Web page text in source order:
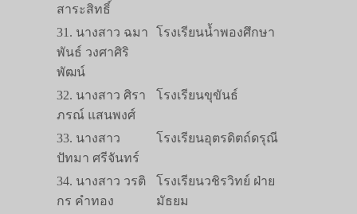
สาระสิทธิ์
31. นางสาว ฉมา
พันธ์ วงศาศิริ
พัฒน์
โรงเรียนน้ำพองศึกษา
32. นางสาว ศิรา
ภรณ์ แสนพงศ์
โรงเรียนขุขันธ์
33. นางสาว
ปัทมา ศรีจันทร์
โรงเรียนอุตรดิตถ์ดรุณี
34. นางสาว วรติ
กร คำทอง
โรงเรียนวชิรวิทย์ ฝ่าย
มัธยม